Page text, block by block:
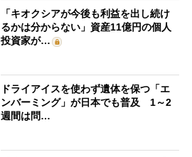
「キオクシアが今後も利益を出し続け
るかは分からない」資産11億円の個人
投資家が…
ドライアイスを使わず遺体を保つ「エ
ンバーミング」が日本でも普及 1～2
週間は問…